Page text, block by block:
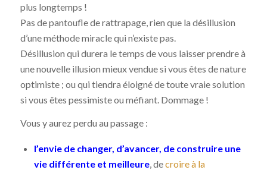
plus longtemps !
Pas de pantoufle de rattrapage, rien que la désillusion
d’une méthode miracle qui n’existe pas.
Désillusion qui durera le temps de vous laisser prendre à
une nouvelle illusion mieux vendue si vous êtes de nature
optimiste ; ou qui tiendra éloigné de toute vraie solution
si vous êtes pessimiste ou méfiant. Dommage !
Vous y aurez perdu au passage :
l’envie de changer, d’avancer, de construire une
vie différente et meilleure, decroire à la